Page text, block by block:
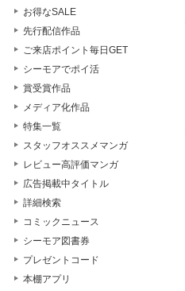
お得なSALE
先行配信作品
ご来店ポイント毎日GET
シーモアでポイ活
賞受賞作品
メディア化作品
特集一覧
スタッフオススメマンガ
レビュー高評価マンガ
広告掲載中タイトル
詳細検索
コミックニュース
シーモア図書券
プレゼントコード
本棚アプリ